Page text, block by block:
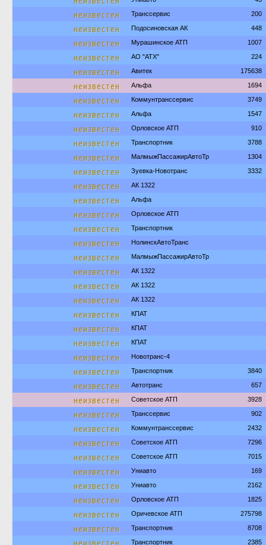
неизвестен Транссервис 200
неизвестен Подосиновская АК 448
неизвестен Мурашинское АТП 1007
неизвестен АО "АТХ" 224
неизвестен Авитек 175638
неизвестен Альфа 1694
неизвестен Коммунтранссервис 3749
неизвестен Альфа 1547
неизвестен Орловское АТП 910
неизвестен Транспортник 3788
неизвестен МалмыжПассажирАвтоТр 1304
неизвестен Зуевка-Новотранс 3332
неизвестен АК 1322
неизвестен Альфа
неизвестен Орловское АТП
неизвестен Транспортник
неизвестен НолинскАвтоТранс
неизвестен МалмыжПассажирАвтоТр
неизвестен АК 1322
неизвестен АК 1322
неизвестен АК 1322
неизвестен КПАТ
неизвестен КПАТ
неизвестен КПАТ
неизвестен Новотранс-4
неизвестен Транспортник 3840
неизвестен Автотранс 657
неизвестен Советское АТП 3928
неизвестен Транссервис 902
неизвестен Коммунтранссервис 2432
неизвестен Советское АТП 7296
неизвестен Советское АТП 7015
неизвестен Униавто 169
неизвестен Униавто 2162
неизвестен Орловское АТП 1825
неизвестен Оричевское АТП 275798
неизвестен Транспортник 8708
неизвестен Транспортник 2385